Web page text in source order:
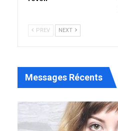
PREV NEXT
Messages Récents